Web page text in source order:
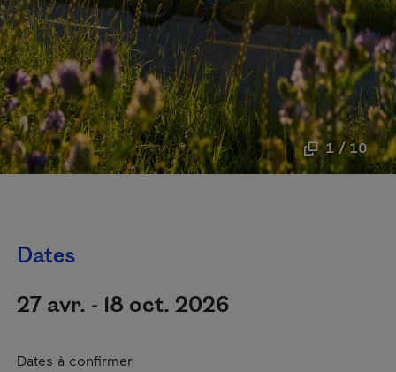
1 / 10
Dates
27 avr. - 18 oct. 2026
Dates à confirmer